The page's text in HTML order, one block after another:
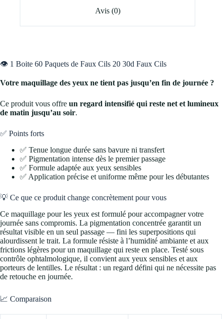
Avis (0)
👁️ 1 Boite 60 Paquets de Faux Cils 20 30d Faux Cils
Votre maquillage des yeux ne tient pas jusqu’en fin de journée ?
Ce produit vous offre un regard intensifié qui reste net et lumineux
de matin jusqu’au soir.
✅ Points forts
✅ Tenue longue durée sans bavure ni transfert
✅ Pigmentation intense dès le premier passage
✅ Formule adaptée aux yeux sensibles
✅ Application précise et uniforme même pour les débutantes
💡 Ce que ce produit change concrètement pour vous
Ce maquillage pour les yeux est formulé pour accompagner votre
journée sans compromis. La pigmentation concentrée garantit un
résultat visible en un seul passage — fini les superpositions qui
alourdissent le trait. La formule résiste à l’humidité ambiante et aux
frictions légères pour un maquillage qui reste en place. Testé sous
contrôle ophtalmologique, il convient aux yeux sensibles et aux
porteurs de lentilles. Le résultat : un regard défini qui ne nécessite pas
de retouche en journée.
📈 Comparaison